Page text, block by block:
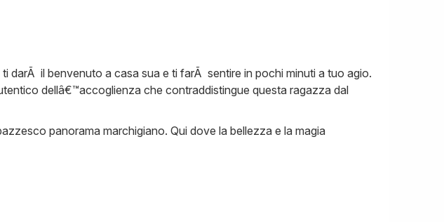
darÃ il benvenuto a casa sua e ti farÃ sentire in pochi minuti a tuo agio.
dellâ€™accoglienza che contraddistingue questa ragazza dal
panorama marchigiano. Qui dove la bellezza e la magia